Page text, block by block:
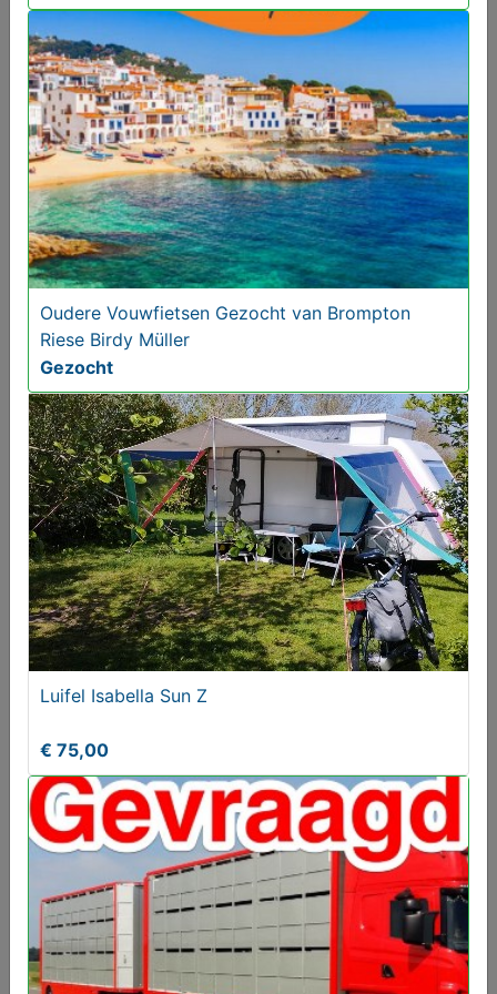
Riese Birdy Müller en of Brompton Vouwfietsen
Gezocht
Gezocht
1 of 2 Koga Pace Elektrische Fietsen Gezocht met
Gezocht
Oudere Vouwfietsen Gezocht van Brompton
Riese Birdy Müller
Gezocht
Luifel Isabella Sun Z
€ 75,00